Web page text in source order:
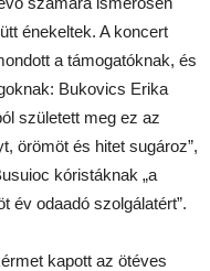
énekeltek. A koncert
a támogatóknak, és
Bukovics Erika
született meg ez az
örömöt és hitet sugároz”,
kóristáknak „a
év odaadó szolgálatért”.
kapott az ötéves